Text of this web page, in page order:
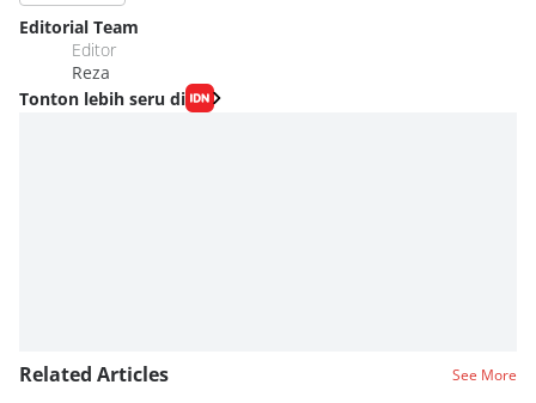
Editorial Team
Editor
Reza
Tonton lebih seru di
Related Articles See More